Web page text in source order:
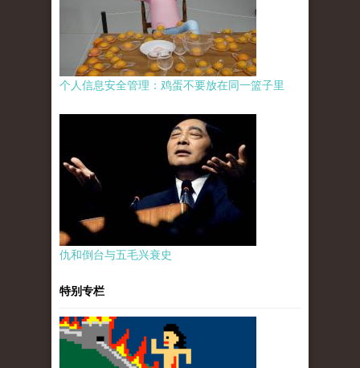
个人信息安全管理：鸡蛋不要放在同一篮子里
仇和倒台与五毛兴衰史
特别专栏